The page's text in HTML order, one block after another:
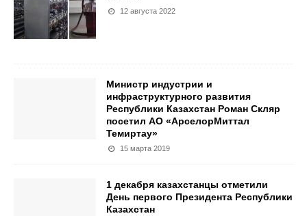
12 августа 2022
Министр индустрии и
инфраструктурного развития
Республики Казахстан Роман Скляр
посетил АО «АрселорМиттал
Темиртау»
15 марта 2019
1 декабря казахстанцы отметили
День первого Президента Республики
Казахстан